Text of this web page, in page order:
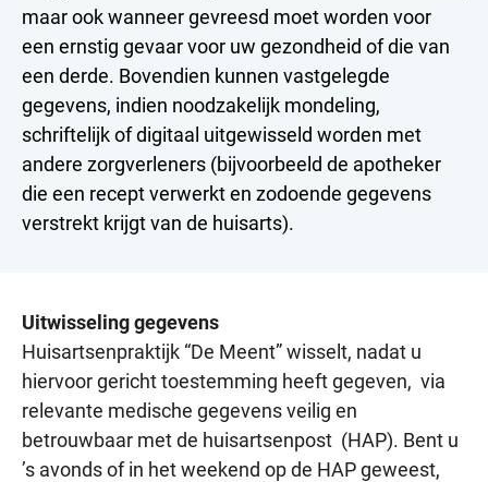
maar ook wanneer gevreesd moet worden voor
een ernstig gevaar voor uw gezondheid of die van
een derde. Bovendien kunnen vastgelegde
gegevens, indien noodzakelijk mondeling,
schriftelijk of digitaal uitgewisseld worden met
andere zorgverleners (bijvoorbeeld de apotheker
die een recept verwerkt en zodoende gegevens
verstrekt krijgt van de huisarts).
Uitwisseling gegevens
Huisartsenpraktijk “De Meent” wisselt, nadat u
hiervoor gericht toestemming heeft gegeven, via
relevante medische gegevens veilig en
betrouwbaar met de huisartsenpost (HAP). Bent u
’s avonds of in het weekend op de HAP geweest,